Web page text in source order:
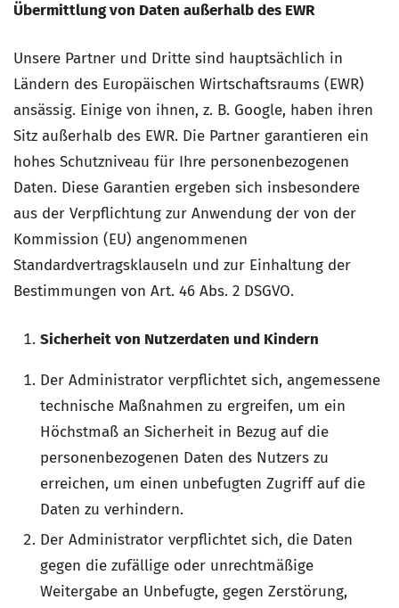
Übermittlung von Daten außerhalb des EWR
Unsere Partner und Dritte sind hauptsächlich in
Ländern des Europäischen Wirtschaftsraums (EWR)
ansässig. Einige von ihnen, z. B. Google, haben ihren
Sitz außerhalb des EWR. Die Partner garantieren ein
hohes Schutzniveau für Ihre personenbezogenen
Daten. Diese Garantien ergeben sich insbesondere
aus der Verpflichtung zur Anwendung der von der
Kommission (EU) angenommenen
Standardvertragsklauseln und zur Einhaltung der
Bestimmungen von Art. 46 Abs. 2 DSGVO.
Sicherheit von Nutzerdaten und Kindern
Der Administrator verpflichtet sich, angemessene
technische Maßnahmen zu ergreifen, um ein
Höchstmaß an Sicherheit in Bezug auf die
personenbezogenen Daten des Nutzers zu
erreichen, um einen unbefugten Zugriff auf die
Daten zu verhindern.
Der Administrator verpflichtet sich, die Daten
gegen die zufällige oder unrechtmäßige
Weitergabe an Unbefugte, gegen Zerstörung,